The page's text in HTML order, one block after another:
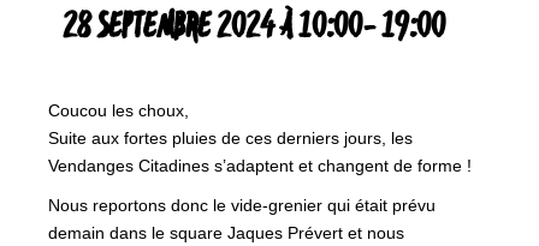
28 SEPTEMBRE 2024 À 10:00-19:00
Coucou les choux,
Suite aux fortes pluies de ces derniers jours, les
Vendanges Citadines s’adaptent et changent de forme !
Nous reportons donc le vide-grenier qui était prévu
demain dans le square Jaques Prévert et nous